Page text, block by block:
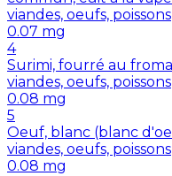
viandes, oeufs, poissons
0.07 mg
4
Surimi, fourré au
viandes, oeufs, poissons
0.08 mg
5
Oeuf, blanc (blanc
viandes, oeufs, poissons
0.08 mg